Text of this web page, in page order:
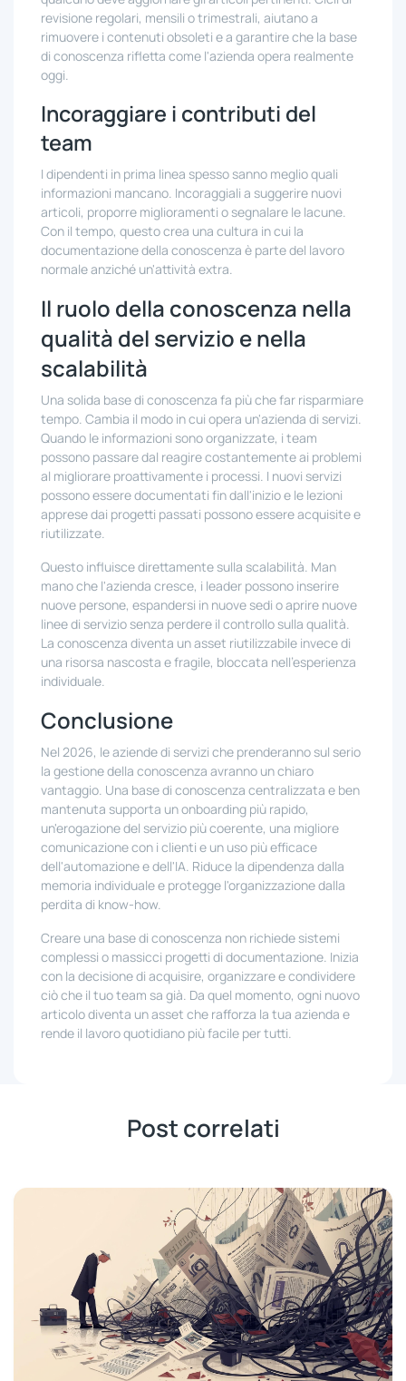
revisione regolari, mensili o trimestrali, aiutano a
rimuovere i contenuti obsoleti e a garantire che la base
di conoscenza rifletta come l'azienda opera realmente
oggi.
Incoraggiare i contributi del
team
I dipendenti in prima linea spesso sanno meglio quali
informazioni mancano. Incoraggiali a suggerire nuovi
articoli, proporre miglioramenti o segnalare le lacune.
Con il tempo, questo crea una cultura in cui la
documentazione della conoscenza è parte del lavoro
normale anziché un'attività extra.
Il ruolo della conoscenza nella
qualità del servizio e nella
scalabilità
Una solida base di conoscenza fa più che far risparmiare
tempo. Cambia il modo in cui opera un'azienda di servizi.
Quando le informazioni sono organizzate, i team
possono passare dal reagire costantemente ai problemi
al migliorare proattivamente i processi. I nuovi servizi
possono essere documentati fin dall'inizio e le lezioni
apprese dai progetti passati possono essere acquisite e
riutilizzate.
Questo influisce direttamente sulla scalabilità. Man
mano che l'azienda cresce, i leader possono inserire
nuove persone, espandersi in nuove sedi o aprire nuove
linee di servizio senza perdere il controllo sulla qualità.
La conoscenza diventa un asset riutilizzabile invece di
una risorsa nascosta e fragile, bloccata nell'esperienza
individuale.
Conclusione
Nel 2026, le aziende di servizi che prenderanno sul serio
la gestione della conoscenza avranno un chiaro
vantaggio. Una base di conoscenza centralizzata e ben
mantenuta supporta un onboarding più rapido,
un'erogazione del servizio più coerente, una migliore
comunicazione con i clienti e un uso più efficace
dell'automazione e dell'IA. Riduce la dipendenza dalla
memoria individuale e protegge l'organizzazione dalla
perdita di know-how.
Creare una base di conoscenza non richiede sistemi
complessi o massicci progetti di documentazione. Inizia
con la decisione di acquisire, organizzare e condividere
ciò che il tuo team sa già. Da quel momento, ogni nuovo
articolo diventa un asset che rafforza la tua azienda e
rende il lavoro quotidiano più facile per tutti.
Post correlati